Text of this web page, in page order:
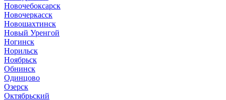
Новочебоксарск
Новочеркасск
Новошахтинск
Новый Уренгой
Ногинск
Норильск
Ноябрьск
Обнинск
Одинцово
Озерск
Октябрьский